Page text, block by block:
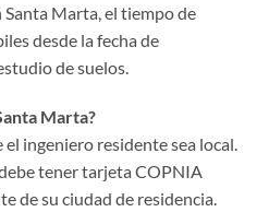
Marta, el tiempo de
desde la fecha de
de suelos.
Marta?
el ingeniero residente sea local.
tener tarjeta COPNIA
de su ciudad de residencia.